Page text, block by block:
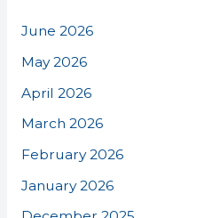
June 2026
May 2026
April 2026
March 2026
February 2026
January 2026